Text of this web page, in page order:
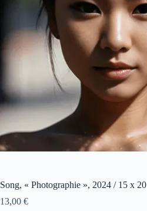
Song, « Photographie », 2024 / 15 x 20
13,00 €